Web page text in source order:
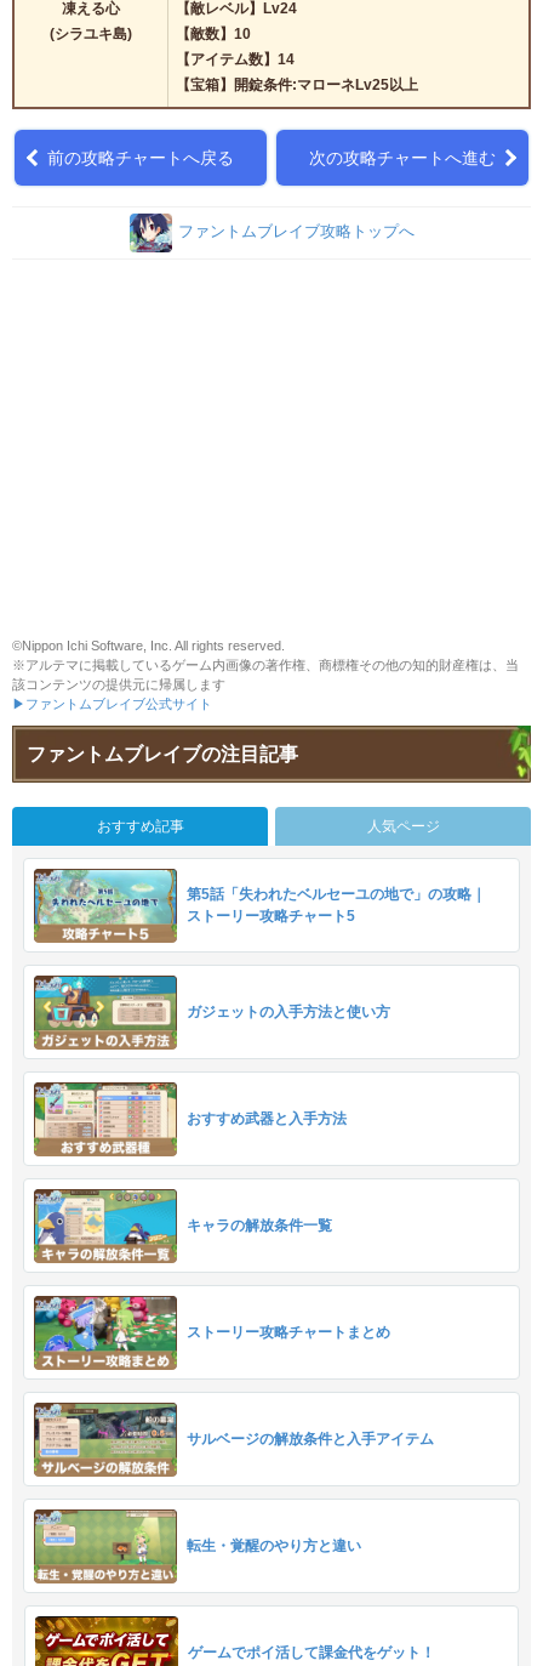
凍える心
(シラユキ島)
【敵レベル】Lv24
【敵数】10
【アイテム数】14
【宝箱】開錠条件:マローネLv25以上
前の攻略チャートへ戻る 次の攻略チャートへ進む
ファントムブレイブ攻略トップへ
©Nippon Ichi Software, Inc. All rights reserved.
※アルテマに掲載しているゲーム内画像の著作権、商標権その他の知的財産権は、当
該コンテンツの提供元に帰属します
▶ファントムブレイブ公式サイト
ファントムブレイブの注目記事
おすすめ記事 人気ページ
第5話「失われたベルセーユの地で」の攻略｜
ストーリー攻略チャート5
ガジェットの入手方法と使い方
おすすめ武器と入手方法
キャラの解放条件一覧
ストーリー攻略チャートまとめ
サルベージの解放条件と入手アイテム
転生・覚醒のやり方と違い
ゲームでポイ活して課金代をゲット！